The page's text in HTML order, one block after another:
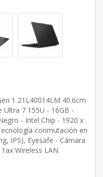
1 21L40014LM 40.6cm
Ultra 7 155U - 16GB -
- Intel Chip - 1920 x
conmutación en
IPS), Eyesafe - Cámara
Wireless LAN